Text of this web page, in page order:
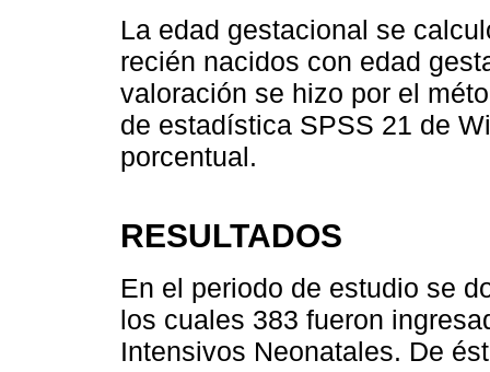
La edad gestacional se
recién nacidos con edad
valoración se hizo por el
de estadística SPSS 21 de
porcentual.
RESULTADOS
En el periodo de estudio se
los cuales 383 fueron
Intensivos Neonatales. De